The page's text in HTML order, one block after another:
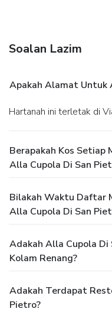
Soalan Lazim
Apakah Alamat Untuk
Hartanah ini terletak di
Berapakah Kos Setiap
Alla Cupola Di San
Bilakah Waktu Daftar
Alla Cupola Di San
Adakah Alla Cupola Di
Kolam Renang?
Adakah Terdapat
Pietro?